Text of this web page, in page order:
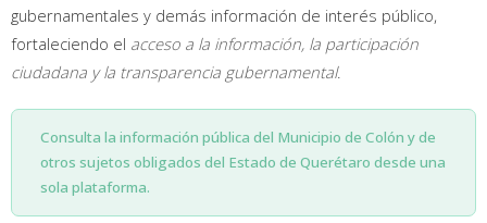
gubernamentales y demás información de interés público,
fortaleciendo el acceso a la información, la participación
ciudadana y la transparencia gubernamental.
Consulta la información pública del Municipio de Colón y de
otros sujetos obligados del Estado de Querétaro desde una
sola plataforma.